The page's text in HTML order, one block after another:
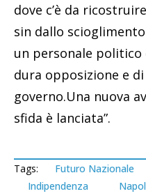
dove c’è da
sin dallo
un personale politico
dura opposizione e
governo.Una nuova
sfida è lanciata”.
Tags: Futuro Nazionale
Indipendenza